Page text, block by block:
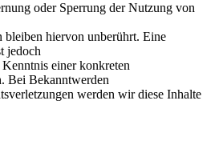
oder Sperrung der Nutzung von
bleiben hiervon unberührt. Eine
jedoch
einer konkreten
Bei Bekanntwerden
werden wir diese Inhalte